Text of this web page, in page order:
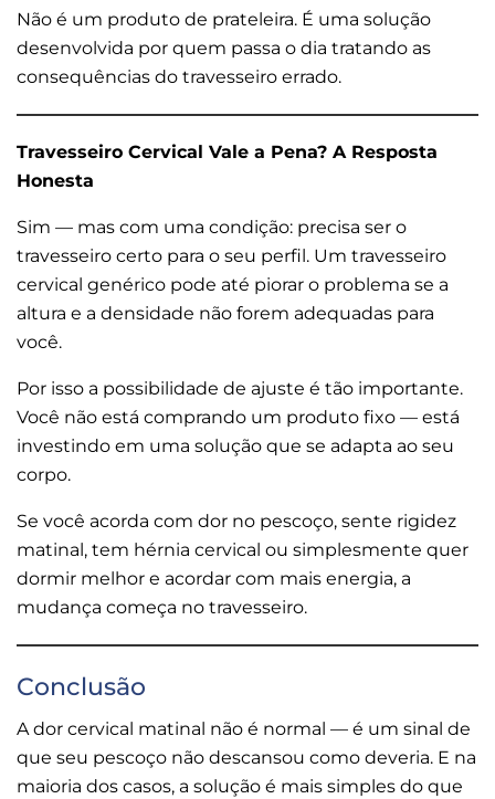
Não é um produto de prateleira. É uma solução
desenvolvida por quem passa o dia tratando as
consequências do travesseiro errado.
Travesseiro Cervical Vale a Pena? A Resposta
Honesta
Sim — mas com uma condição: precisa ser o
travesseiro certo para o seu perfil. Um travesseiro
cervical genérico pode até piorar o problema se a
altura e a densidade não forem adequadas para
você.
Por isso a possibilidade de ajuste é tão importante.
Você não está comprando um produto fixo — está
investindo em uma solução que se adapta ao seu
corpo.
Se você acorda com dor no pescoço, sente rigidez
matinal, tem hérnia cervical ou simplesmente quer
dormir melhor e acordar com mais energia, a
mudança começa no travesseiro.
Conclusão
A dor cervical matinal não é normal — é um sinal de
que seu pescoço não descansou como deveria. E na
maioria dos casos, a solução é mais simples do que